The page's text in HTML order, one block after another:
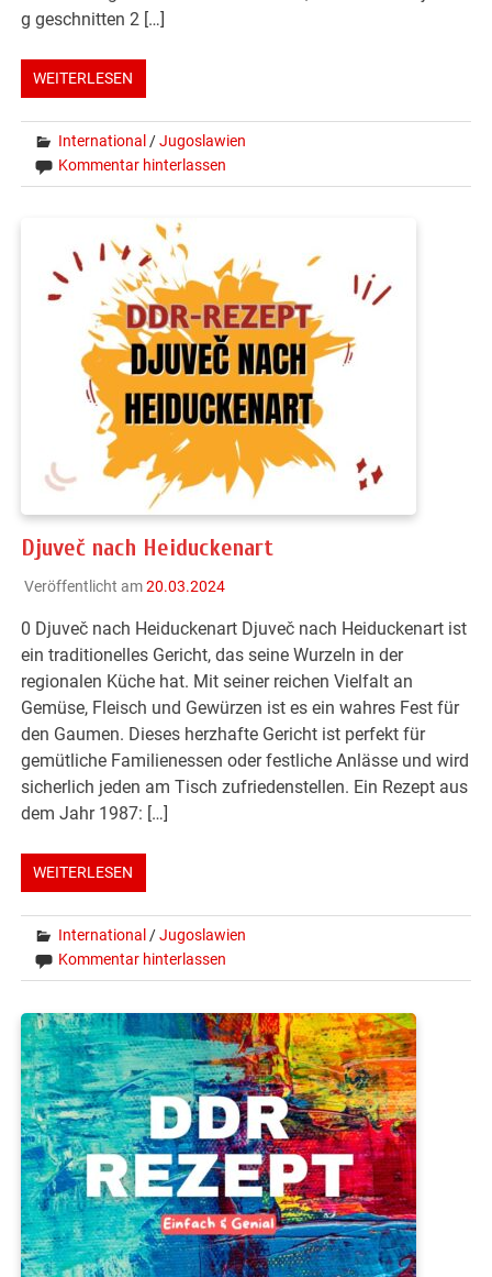
g geschnitten 2 […]
WEITERLESEN
International /Jugoslawien
Kommentar hinterlassen
Djuveč nach Heiduckenart
Veröffentlicht am20.03.2024
0 Djuveč nach Heiduckenart Djuveč nach Heiduckenart ist
ein traditionelles Gericht, das seine Wurzeln in der
regionalen Küche hat. Mit seiner reichen Vielfalt an
Gemüse, Fleisch und Gewürzen ist es ein wahres Fest für
den Gaumen. Dieses herzhafte Gericht ist perfekt für
gemütliche Familienessen oder festliche Anlässe und wird
sicherlich jeden am Tisch zufriedenstellen. Ein Rezept aus
dem Jahr 1987: […]
WEITERLESEN
International /Jugoslawien
Kommentar hinterlassen